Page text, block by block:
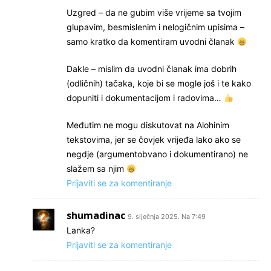
Uzgred – da ne gubim više vrijeme sa tvojim
glupavim, besmislenim i nelogičnim upisima –
samo kratko da komentiram uvodni članak
Dakle – mislim da uvodni članak ima dobrih
(odličnih) tačaka, koje bi se mogle još i te kako
dopuniti i dokumentacijom i radovima…
Međutim ne mogu diskutovat na Alohinim
tekstovima, jer se čovjek vrijeđa lako ako se
negdje (argumentobvano i dokumentirano) ne
slažem sa njim
Prijaviti se za komentiranje
shumadinac 9. siječnja 2025. Na 7:49
Lanka?
Prijaviti se za komentiranje